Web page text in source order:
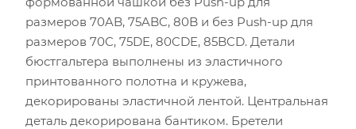
размеров 70AB, 75ABC, 80B и без Push-up для
размеров 70C, 75DE, 80CDE, 85BCD. Детали
бюстгальтера выполнены из эластичного
принтованного полотна и кружева,
декорированы эластичной лентой. Центральная
деталь декорирована бантиком. Бретели